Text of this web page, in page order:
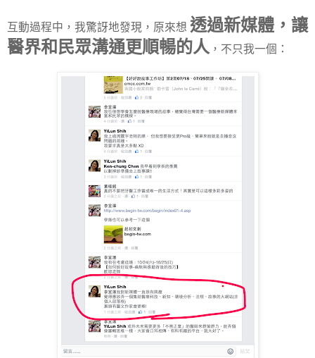
互動過程中，我驚訝地發現，原來想 透過新媒體，讓
醫界和民眾溝通更順暢的人，不只我一個：